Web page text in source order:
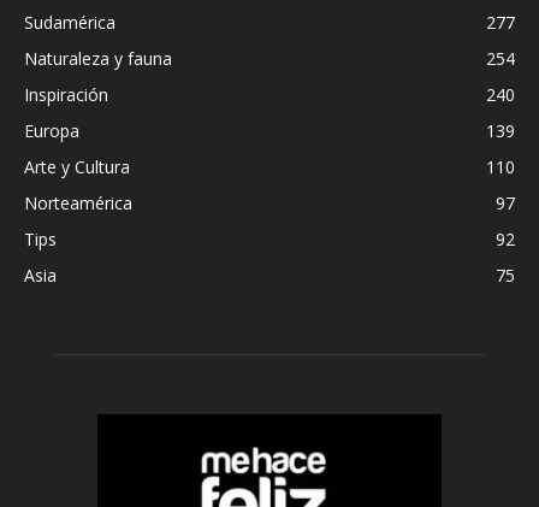
Sudamérica
277
Naturaleza y fauna
254
Inspiración
240
Europa
139
Arte y Cultura
110
Norteamérica
97
Tips
92
Asia
75